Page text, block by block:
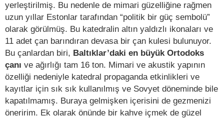
yerleştirilmiş. Bu nedenle de mimari güzelliğine rağmen
uzun yıllar Estonlar tarafından “politik bir güç sembolü”
olarak görülmüş. Bu katedralin altın yaldızlı ikonaları ve
11 adet çan barındıran devasa bir çan kulesi bulunuyor.
Bu çanlardan biri, Baltıklar’daki en büyük Ortodoks
çanı ve ağırlığı tam 16 ton. Mimari ve akustik yapının
özelliği nedeniyle katedral propaganda etkinlikleri ve
kayıtlar için sık sık kullanılmış ve Sovyet döneminde bile
kapatılmamış. Buraya gelmişken içerisini de gezmenizi
öneririm. Ek olarak önünde bir kahve içmek de güzel